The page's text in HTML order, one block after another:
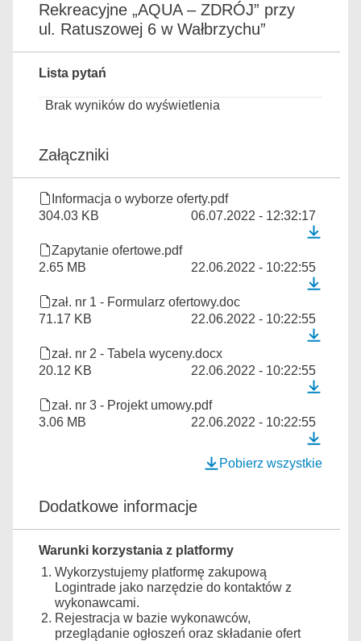
Rekreacyjne „AQUA – ZDRÓJ” przy
ul. Ratuszowej 6 w Wałbrzychu”
Lista pytań
Brak wyników do wyświetlenia
Załączniki
Informacja o wyborze oferty.pdf
304.03 KB
06.07.2022 - 12:32:17
Zapytanie ofertowe.pdf
2.65 MB
22.06.2022 - 10:22:55
zał. nr 1 - Formularz ofertowy.doc
71.17 KB
22.06.2022 - 10:22:55
zał. nr 2 - Tabela wyceny.docx
20.12 KB
22.06.2022 - 10:22:55
zał. nr 3 - Projekt umowy.pdf
3.06 MB
22.06.2022 - 10:22:55
Pobierz wszystkie
Dodatkowe informacje
Warunki korzystania z platformy
Wykorzystujemy platformę zakupową
Logintrade jako narzędzie do kontaktów z
wykonawcami.
Rejestracja w bazie wykonawców,
przeglądanie ogłoszeń oraz składanie ofert